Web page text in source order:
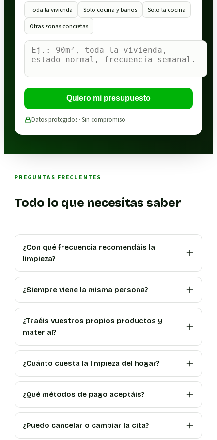
Toda la vivienda
Solo cocina y baños
Solo la cocina
Otras zonas concretas
Quiero mi presupuesto
Datos protegidos · Sin compromiso
PREGUNTAS FRECUENTES
Todo lo que necesitas saber
¿Con qué frecuencia recomendáis la
limpieza?
¿Siempre viene la misma persona?
¿Traéis vuestros propios productos y
material?
¿Cuánto cuesta la limpieza del hogar?
¿Qué métodos de pago aceptáis?
¿Puedo cancelar o cambiar la cita?